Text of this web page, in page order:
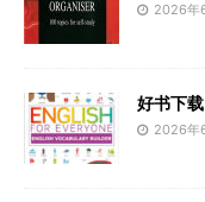
2026年
好书下
2026年